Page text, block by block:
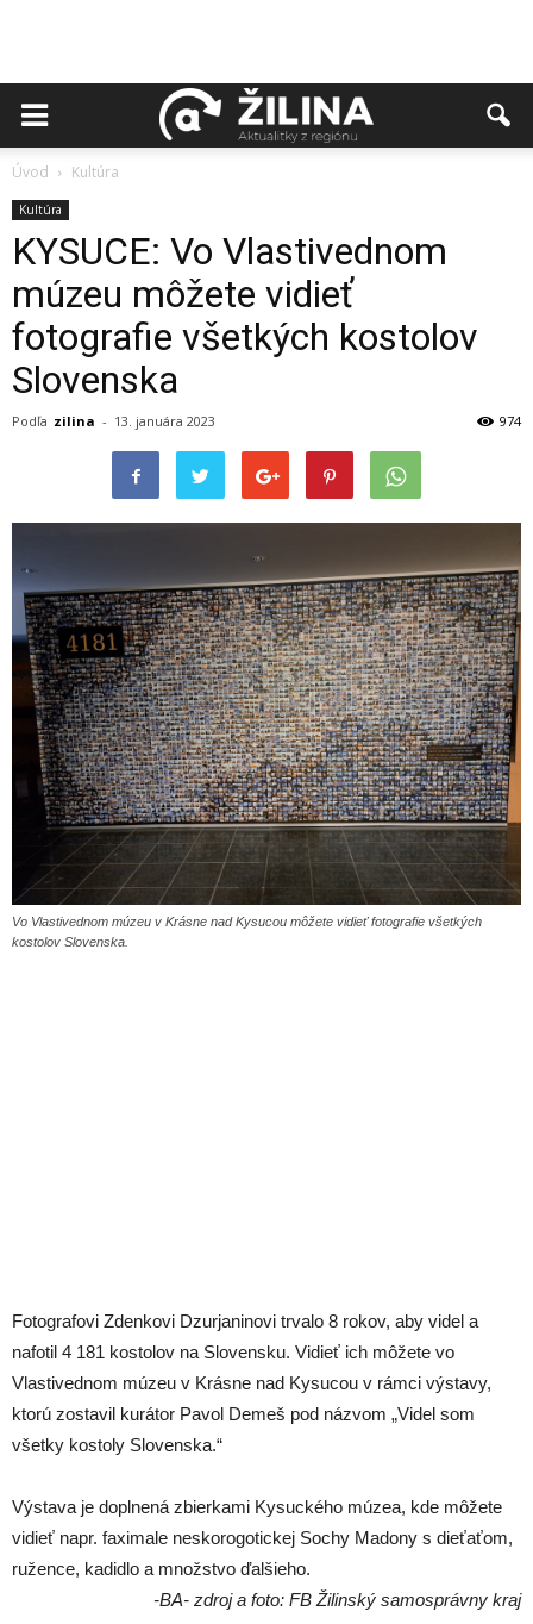
Úvod Kultúra
Kultúra
KYSUCE: Vo Vlastivednom
múzeu môžete vidieť
fotografie všetkých kostolov
Slovenska
Podľa zilina - 13. januára 2023 974
Vo Vlastivednom múzeu v Krásne nad Kysucou môžete vidieť fotografie všetkých
kostolov Slovenska.
Fotografovi Zdenkovi Dzurjaninovi trvalo 8 rokov, aby videl a
nafotil 4 181 kostolov na Slovensku. Vidieť ich môžete vo
Vlastivednom múzeu v Krásne nad Kysucou v rámci výstavy,
ktorú zostavil kurátor Pavol Demeš pod názvom „Videl som
všetky kostoly Slovenska.“
Výstava je doplnená zbierkami Kysuckého múzea, kde môžete
vidieť napr. faximale neskorogotickej Sochy Madony s dieťaťom,
ružence, kadidlo a množstvo ďalšieho.
-BA- zdroj a foto: FB Žilinský samosprávny kraj